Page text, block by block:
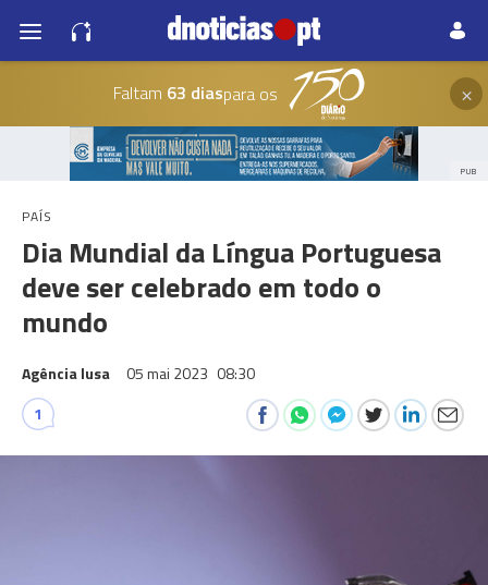
Faltam 63 diaspara os ×
PUB
PAÍS
Dia Mundial da Língua Portuguesa
deve ser celebrado em todo o
mundo
Agência lusa 05 mai 2023 08:30
1